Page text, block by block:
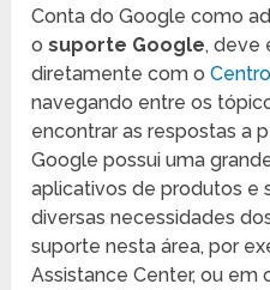
Conta do Google como
osuporte Google, deve
diretamente com o
navegando entre os
encontrar as respostas a
Google possui uma
aplicativos de produtos e
diversas necessidades
suporte nesta área, por
Assistance Center, ou